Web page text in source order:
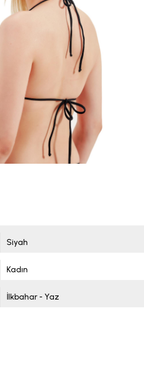
Siyah
Kadın
İlkbahar - Yaz